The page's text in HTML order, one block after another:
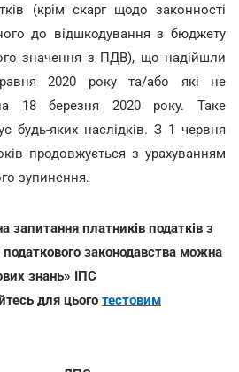
(крім скарг щодо законності
до відшкодування з бюджету
значення з ПДВ), що надійшли
2020 року та/або які не
18 березня 2020 року. Таке
будь-яких наслідків. З 1 червня
продовжується з урахуванням
зупинення.
запитання платників податків з
податкового законодавства можна
знань» ІПС
для цього тестовим